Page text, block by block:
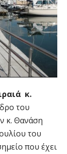
κ.
του
κ. Θανάση
του
που έχει